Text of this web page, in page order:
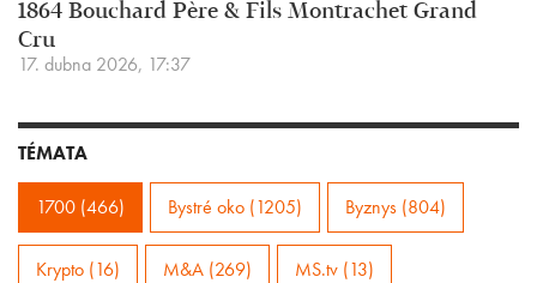
1864 Bouchard Père & Fils Montrachet Grand
Cru
17. dubna 2026, 17:37
TÉMATA
1700 (466) Bystré oko (1205) Byznys (804)
Krypto (16) M&A (269) MS.tv (13)